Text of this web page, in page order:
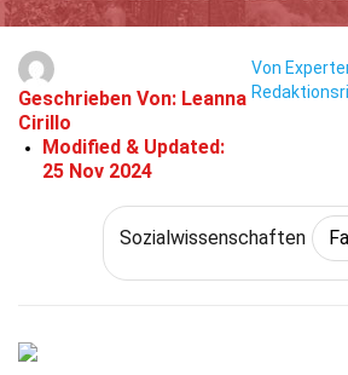
Geschrieben Von: Leanna
Cirillo
Modified & Updated:
25 Nov 2024
Von
Sozialwissenschaften